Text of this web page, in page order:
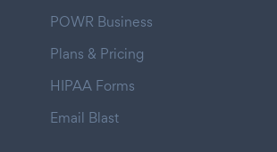
POWR Business
Plans & Pricing
HIPAA Forms
Email Blast